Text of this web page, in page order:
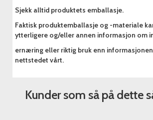
Sjekk alltid produktets emballasje.
Faktisk produktemballasje og -materiale
ytterligere og/eller annen informasjon om
ernæring eller riktig bruk enn
nettstedet vårt.
Kunder som så på dette